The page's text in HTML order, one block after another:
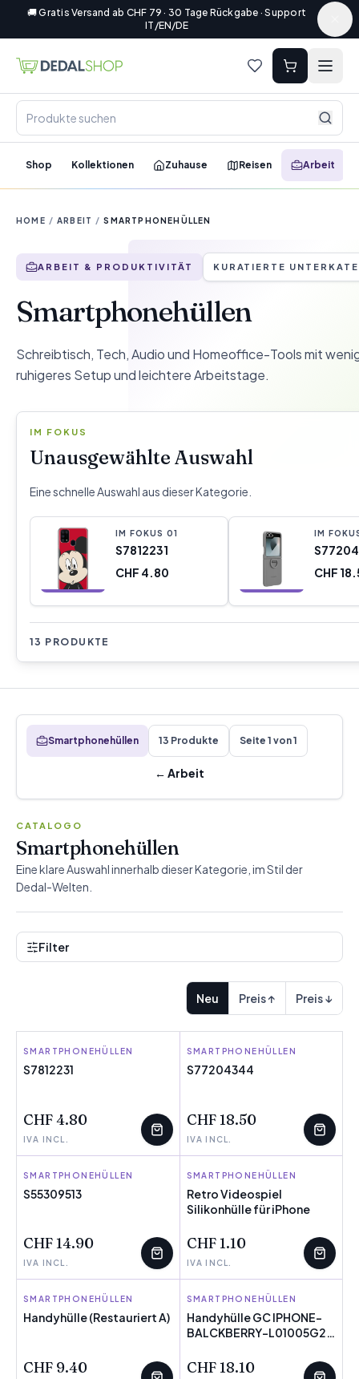
🚚 Gratis Versand ab CHF 79 · 30 Tage Rückgabe · Support
IT/EN/DE
Shop Kollektionen Zuhause Reisen Arbeit
HOME / ARBEIT / SMARTPHONEHÜLLEN
ARBEIT & PRODUKTIVITÄT KURATIERTE
Smartphonehüllen
Schreibtisch, Tech, Audio und Homeoffice-Tools mit
ruhigeres Setup und leichtere Arbeitstage.
IM FOKUS
Unausgewählte Auswahl
Eine schnelle Auswahl aus dieser Kategorie.
IM FOKUS 01
S7812231
CHF 4.80
IM
CHF
13 PRODUKTE
Smartphonehüllen 13 Produkte Seite 1 von 1
← Arbeit
CATALOGO
Smartphonehüllen
Eine klare Auswahl innerhalb dieser Kategorie, im Stil der
Dedal-Welten.
Filter
Neu Preis ↑ Preis ↓
COOL
SMARTPHONEHÜLLEN
S7812231
CHF 4.80
IVA INCL.
SAMSUNG
SMARTPHONEHÜLLEN
S77204344
CHF 18.50
IVA INCL.
JUST IN CASE
SMARTPHONEHÜLLEN
S55309513
CHF 14.90
IVA INCL.
BIGBUY TECH
WENIGE ÜBRIG
SMARTPHONEHÜLLEN
Retro Videospiel
Silikonhülle für iPhone
CHF 1.10
IVA INCL.
BIGBUY ACCESSORIES
SMARTPHONEHÜLLEN
Handyhülle (Restauriert A)
CHF 9.40
GC
WENIGE ÜBRIG
SMARTPHONEHÜLLEN
Handyhülle GC IPHONE-
BALCKBERRY-L01005G2
CHF 18.10